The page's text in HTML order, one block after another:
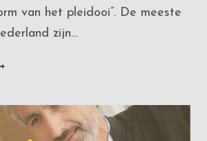
van het pleidooi”. De meeste
zijn…